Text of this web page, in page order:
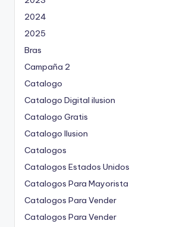
2024
2025
Bras
Campaña 2
Catalogo
Catalogo Digital ilusion
Catalogo Gratis
Catalogo Ilusion
Catalogos
Catalogos Estados Unidos
Catalogos Para Mayorista
Catalogos Para Vender
Catalogos Para Vender